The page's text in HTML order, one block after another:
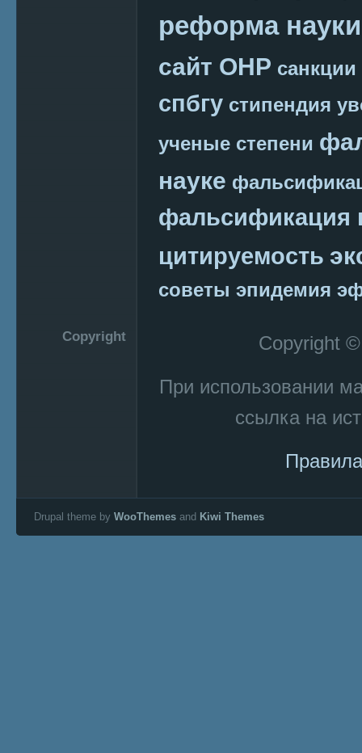
реформа науки
сайт ОНР санкции
спбгу стипендия
ученые степени
науке
фальсификация
цитируемость
советы эпидемия
Copyright
Copyright
При использовании
ссылка на
Drupal theme by WooThemes and Kiwi Themes